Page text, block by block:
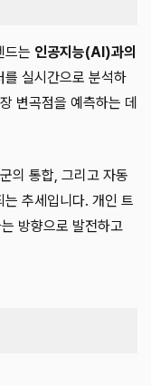
드는 인공지능(AI)과의
실시간으로 분석하
변곡점을 예측하는 데
의 통합, 그리고 자동
추세입니다. 개인 트
방향으로 발전하고